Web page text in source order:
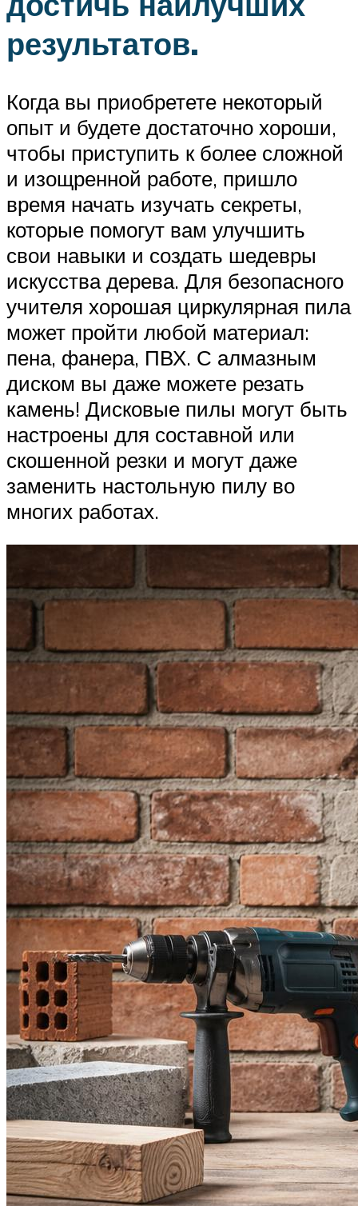
результатов.
Когда вы приобретете некоторый
опыт и будете достаточно хороши,
чтобы приступить к более сложной
и изощренной работе, пришло
время начать изучать секреты,
которые помогут вам улучшить
свои навыки и создать шедевры
искусства дерева. Для безопасного
учителя хорошая циркулярная пила
может пройти любой материал:
пена, фанера, ПВХ. С алмазным
диском вы даже можете резать
камень! Дисковые пилы могут быть
настроены для составной или
скошенной резки и могут даже
заменить настольную пилу во
многих работах.